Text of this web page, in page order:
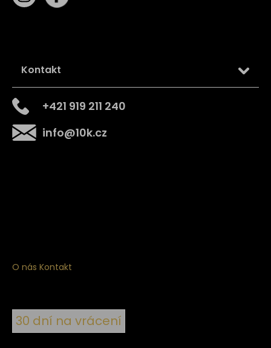
Kontakt
info@10k.cz
+421 919 211 240
O nás Kontakt
30 dní na vrácení